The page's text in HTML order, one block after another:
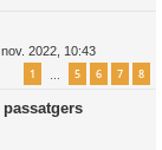
2022, 10:43
1 5 6 7 8